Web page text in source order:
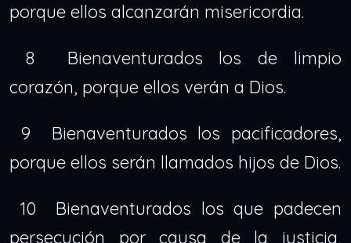
porque ellos alcanzarán misericordia.
8 Bienaventurados los de limpio
corazón, porque ellos verán a Dios.
9 Bienaventurados los pacificadores,
porque ellos serán llamados hijos de Dios.
10 Bienaventurados los que padecen
persecución por causa de la justicia,